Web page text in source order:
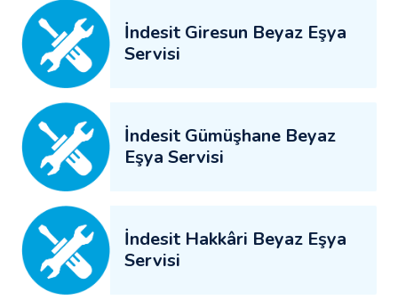
İndesit Giresun Beyaz Eşya
Servisi
İndesit Gümüşhane Beyaz
Eşya Servisi
İndesit Hakkâri Beyaz Eşya
Servisi